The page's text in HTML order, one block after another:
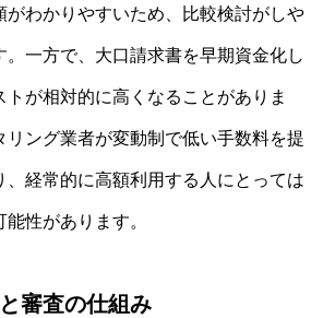
がわかりやすいため、比較検討がしや
。一方で、大口請求書を早期資金化し
トが相対的に高くなることがありま
リング業者が変動制で低い手数料を提
、経常的に高額利用する人にとっては
性があります。
審査の仕組み